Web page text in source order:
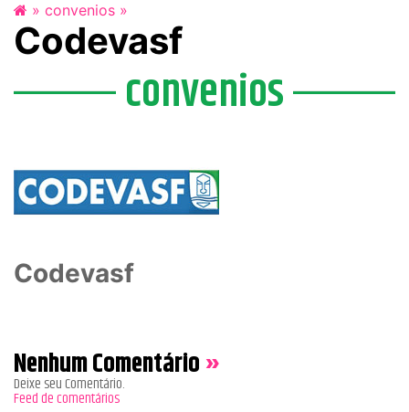
» convenios »
Codevasf
convenios
Codevasf
Nenhum Comentário»
Deixe seu Comentário.
Feed de comentários